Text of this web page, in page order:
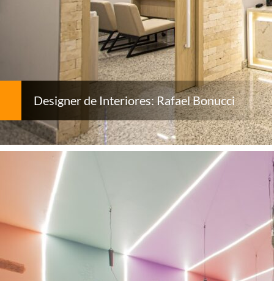
Designer de Interiores: Rafael Bonucci